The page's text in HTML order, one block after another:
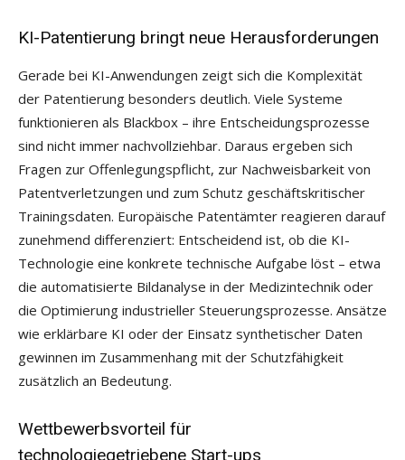
KI-Patentierung bringt neue Herausforderungen
Gerade bei KI-Anwendungen zeigt sich die Komplexität
der Patentierung besonders deutlich. Viele Systeme
funktionieren als Blackbox – ihre Entscheidungsprozesse
sind nicht immer nachvollziehbar. Daraus ergeben sich
Fragen zur Offenlegungspflicht, zur Nachweisbarkeit von
Patentverletzungen und zum Schutz geschäftskritischer
Trainingsdaten. Europäische Patentämter reagieren darauf
zunehmend differenziert: Entscheidend ist, ob die KI-
Technologie eine konkrete technische Aufgabe löst – etwa
die automatisierte Bildanalyse in der Medizintechnik oder
die Optimierung industrieller Steuerungsprozesse. Ansätze
wie erklärbare KI oder der Einsatz synthetischer Daten
gewinnen im Zusammenhang mit der Schutzfähigkeit
zusätzlich an Bedeutung.
Wettbewerbsvorteil für
technologiegetriebene Start-ups